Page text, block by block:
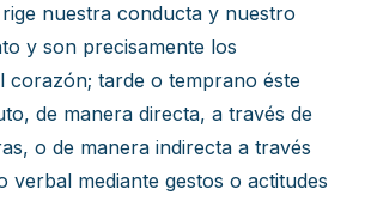
nuestra conducta y nuestro
y son precisamente los
corazón; tarde o temprano éste
de manera directa, a través de
o de manera indirecta a través
verbal mediante gestos o actitudes